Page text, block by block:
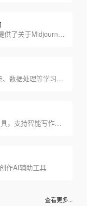
Midjourney官方文档网站，提供了关于Midjourney Prompt的详细说明。还提供了有关如何使用Prompt进行图像生成的详细指南，以及有关如何在不同平台上使用Prompt的说明和示例。
汇集 Python 基础、人工智能、数据处理等学习教程
讯飞推出的智能写作SaaS工具，支持智能写作后的校对与合规审核
作AI辅助工具
查看更多...